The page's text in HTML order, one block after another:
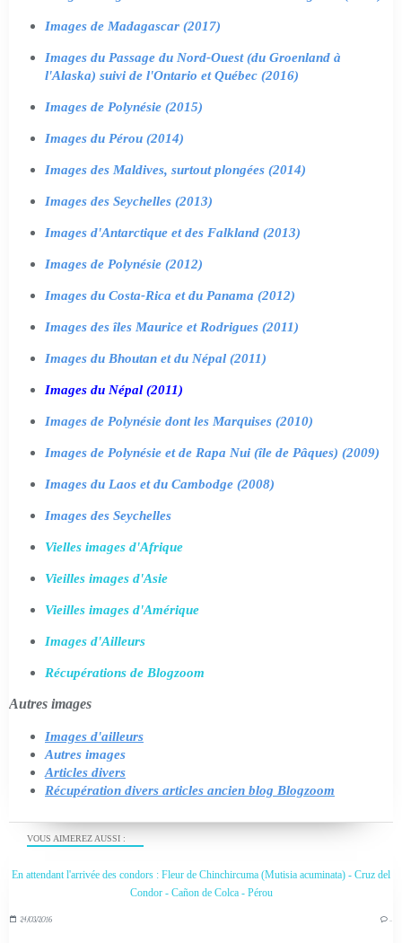
VOUS AIMEREZ AUSSI :
En attendant l'arrivée des condors : Fleur de Chinchircuma (Mutisia acuminata) - Cruz del
Condor - Cañon de Colca - Pérou
24/03/2016 …
Images de Madagascar (2017)
Images du Passage du Nord-Ouest (du Groenland à
l'Alaska) suivi de l'Ontario et Québec (2016)
Images de Polynésie (2015)
Images du Pérou (2014)
Images des Maldives, surtout plongées (2014)
Images des Seychelles (2013)
Images d'Antarctique et des Falkland (2013)
Images de Polynésie (2012)
Images du Costa-Rica et du Panama (2012)
Images des îles Maurice et Rodrigues (2011)
Images du Bhoutan et du Népal (2011)
Images du Népal (2011)
Images de Polynésie dont les Marquises (2010)
Images de Polynésie et de Rapa Nui (île de Pâques) (2009)
Images du Laos et du Cambodge (2008)
Images des Seychelles
Vielles images d'Afrique
Vieilles images d'Asie
Vieilles images d'Amérique
Images d'Ailleurs
Récupérations de Blogzoom
Autres images
Images d'ailleurs
Autres images
Articles divers
Récupération divers articles ancien blog Blogzoom